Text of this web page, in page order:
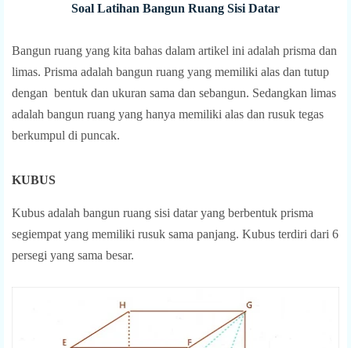
Soal Latihan Bangun Ruang Sisi Datar
Bangun ruang yang kita bahas dalam artikel ini adalah prisma dan
limas. Prisma adalah bangun ruang yang memiliki alas dan tutup
dengan bentuk dan ukuran sama dan sebangun. Sedangkan limas
adalah bangun ruang yang hanya memiliki alas dan rusuk tegas
berkumpul di puncak.
KUBUS
Kubus adalah bangun ruang sisi datar yang berbentuk prisma
segiempat yang memiliki rusuk sama panjang. Kubus terdiri dari 6
persegi yang sama besar.